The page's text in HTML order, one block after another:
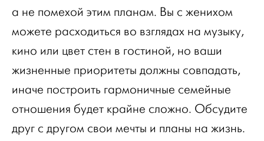
а не помехой этим планам. Вы с женихом
можете расходиться во взглядах на музыку,
кино или цвет стен в гостиной, но ваши
жизненные приоритеты должны совпадать,
иначе построить гармоничные семейные
отношения будет крайне сложно. Обсудите
друг с другом свои мечты и планы на жизнь.